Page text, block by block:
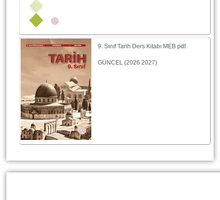
9. Sınıf Tarih Ders Kitabı MEB pdf
GÜNCEL (2026 2027)